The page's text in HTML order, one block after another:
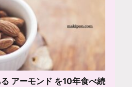
アーモンド を10年食べ続